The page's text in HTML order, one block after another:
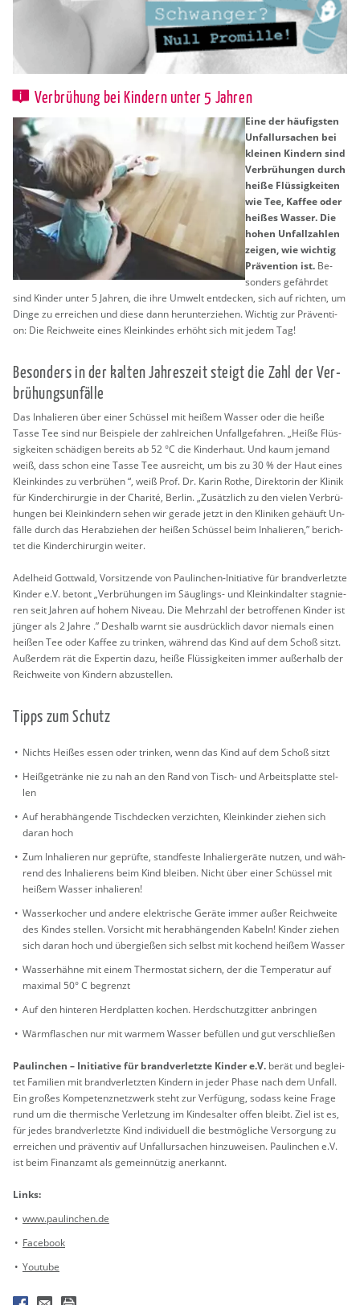
Verbrühung bei Kindern unter 5 Jahren
Eine der häu­figs­ten
Un­fall­ur­sa­chen bei
klei­nen Kin­dern sind
Ver­brü­hun­gen durch
heiße Flüs­sig­kei­ten
wie Tee, Kaf­fee oder
hei­ßes Was­ser. Die
hohen Un­fall­zah­len
zei­gen, wie wich­tig
Prä­ven­ti­on ist. Be­
son­ders ge­fähr­det
sind Kin­der unter 5 Jah­ren, die ihre Um­welt ent­de­cken, sich auf rich­ten, um
Dinge zu er­rei­chen und diese dann her­un­ter­zie­hen. Wich­tig zur Prä­ven­ti­
on: Die Reich­wei­te eines Klein­kin­des er­höht sich mit jedem Tag!
Be­son­ders in der kal­ten Jah­res­zeit steigt die Zahl der Ver­
brü­hungs­un­fäl­le
Das In­ha­lie­ren über einer Schüs­sel mit hei­ßem Was­ser oder die heiße
Tasse Tee sind nur Bei­spie­le der zahl­rei­chen Un­fall­ge­fah­ren. „Heiße Flüs­
sig­kei­ten schä­di­gen be­reits ab 52 °C die Kin­der­haut. Und kaum je­mand
weiß, dass schon eine Tasse Tee aus­reicht, um bis zu 30 % der Haut eines
Klein­kin­des zu ver­brü­hen “, weiß Prof. Dr. Karin Rothe, Di­rek­to­rin der Kli­nik
für Kin­der­chir­ur­gie in der Cha­ri­té, Ber­lin. „Zu­sätz­lich zu den vie­len Ver­brü­
hun­gen bei Klein­kin­dern sehen wir ge­ra­de jetzt in den Kli­ni­ken ge­häuft Un­
fäl­le durch das Her­ab­zie­hen der hei­ßen Schüs­sel beim In­ha­lie­ren,” be­rich­
tet die Kin­der­chir­ur­gin wei­ter.
Adel­heid Gott­wald, Vor­sit­zen­de von Pau­lin­chen-In­itia­ti­ve für brand­ver­letz­te
Kin­der e.V. be­tont „Ver­brü­hun­gen im Säug­lings- und Klein­kind­al­ter sta­gnie­
ren seit Jah­ren auf hohem Ni­veau. Die Mehr­zahl der be­trof­fe­nen Kin­der ist
jün­ger als 2 Jahre .” Des­halb warnt sie aus­drück­lich davor nie­mals einen
hei­ßen Tee oder Kaf­fee zu trin­ken, wäh­rend das Kind auf dem Schoß sitzt.
Au­ßer­dem rät die Ex­per­tin dazu, heiße Flüs­sig­kei­ten immer au­ßer­halb der
Reich­wei­te von Kin­dern ab­zu­stel­len.
Tipps zum Schutz
Nichts Hei­ßes essen oder trin­ken, wenn das Kind auf dem Schoß sitzt
Hei­ß­ge­trän­ke nie zu nah an den Rand von Tisch- und Ar­beits­plat­te stel­
len
Auf her­ab­hän­gen­de Tisch­de­cken ver­zich­ten, Klein­kin­der zie­hen sich
daran hoch
Zum In­ha­lie­ren nur ge­prüf­te, stand­fes­te In­ha­lier­ge­rä­te nut­zen, und wäh­
rend des In­ha­lie­rens beim Kind blei­ben. Nicht über einer Schüs­sel mit
hei­ßem Was­ser in­ha­lie­ren!
Was­ser­ko­cher und an­de­re elek­tri­sche Ge­rä­te immer außer Reich­wei­te
des Kin­des stel­len. Vor­sicht mit her­ab­hän­gen­den Ka­beln! Kin­der zie­hen
sich daran hoch und über­gie­ßen sich selbst mit ko­chend hei­ßem Was­ser
Was­ser­häh­ne mit einem Ther­mo­stat si­chern, der die Tem­pe­ra­tur auf
ma­xi­mal 50° C be­grenzt
Auf den hin­te­ren Herd­plat­ten ko­chen. Herd­schutz­git­ter an­brin­gen
Wärm­fla­schen nur mit war­mem Was­ser be­fül­len und gut ver­schlie­ßen
Pau­lin­chen – In­itia­ti­ve für brand­ver­letz­te Kin­der e.V. berät und be­glei­
tet Fa­mi­li­en mit brand­ver­letz­ten Kin­dern in jeder Phase nach dem Un­fall.
Ein gro­ßes Kom­pe­tenz­netz­werk steht zur Ver­fü­gung, so­dass keine Frage
rund um die ther­mi­sche Ver­let­zung im Kin­des­al­ter offen bleibt. Ziel ist es,
für jedes brand­ver­letz­te Kind in­di­vi­du­ell die best­mög­li­che Ver­sor­gung zu
er­rei­chen und prä­ven­tiv auf Un­fall­ur­sa­chen hin­zu­wei­sen. Pau­lin­chen e.V.
ist beim Fi­nanz­amt als ge­mein­nüt­zig an­er­kannt.
Links:
www.​paulinchen.​de
Face­book
You­tube